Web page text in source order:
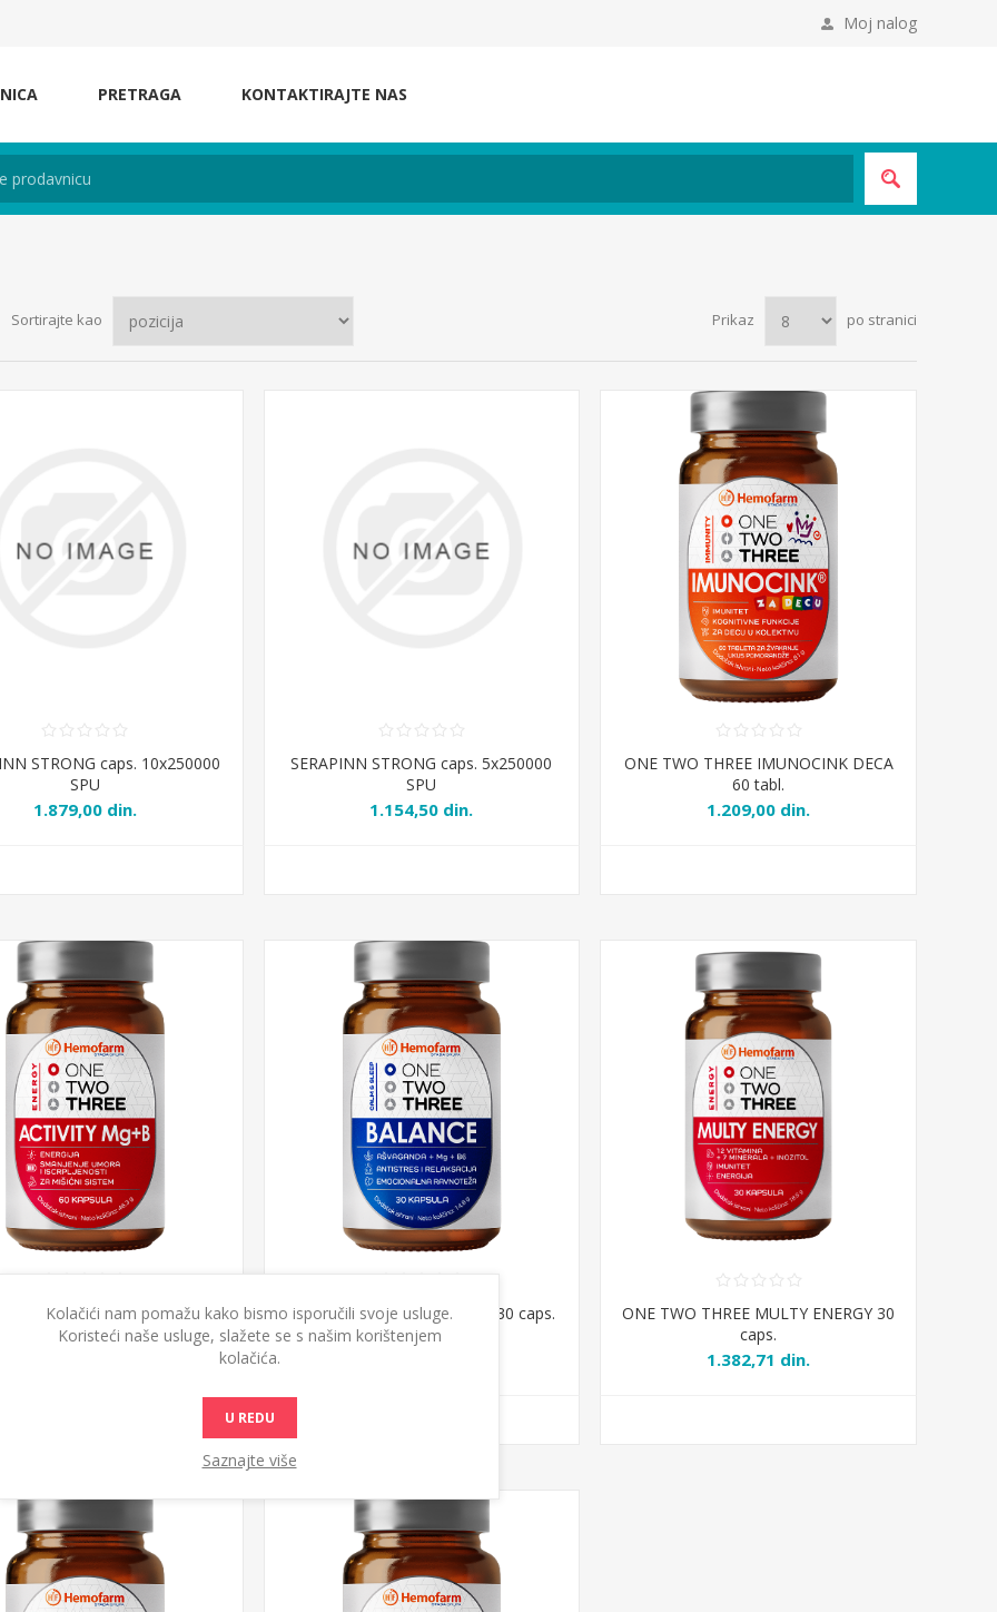
Moj nalog
PRETRAGA KONTAKTIRAJTE NAS
Sortirajte kao Prikaz po stranici
STRONG caps. 10x250000
SPU
1.879,00 din.
SERAPINN STRONG caps. 5x250000
SPU
1.154,50 din.
ONE TWO THREE IMUNOCINK DECA
60 tabl.
1.209,00 din.
THREE ACTIVITY Mg+B 60
caps,
ONE TWO THREE BALANCE 30 caps.
ONE TWO THREE MULTY ENERGY 30
caps.
1.382,71 din.
Kolačići nam pomažu kako bismo isporučili svoje usluge.
Koristeći naše usluge, slažete se s našim korištenjem
kolačića.
U REDU
Saznajte više